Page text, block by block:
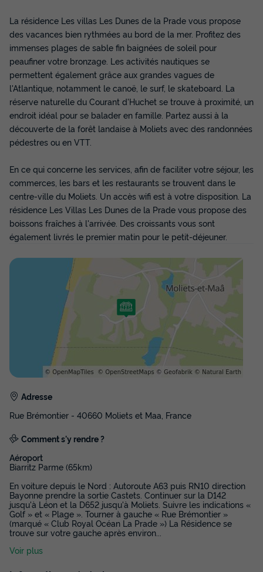
La résidence Les villas Les Dunes de la Prade vous propose
des vacances bien rythmées au bord de la mer. Profitez des
immenses plages de sable fin baignées de soleil pour
peaufiner votre bronzage. Les activités nautiques se
permettent également grâce aux grandes vagues de
l'Atlantique, notamment le canoë, le surf, le skateboard. La
réserve naturelle du Courant d'Huchet se trouve à proximité, un
endroit idéal pour se balader en famille. Partez aussi à la
découverte de la forêt landaise à Moliets avec des randonnées
pédestres ou en VTT.
En ce qui concerne les services, afin de faciliter votre séjour, les
commerces, les bars et les restaurants se trouvent dans le
centre-ville du Moliets. Un accès wifi est à votre disposition. La
résidence Les Villas Les Dunes de la Prade vous propose des
boissons fraîches à l'arrivée. Des croissants vous sont
également livrés le premier matin pour le petit-déjeuner.
Adresse
Rue Brémontier - 40660 Moliets et Maa, France
Comment s'y rendre ?
Aéroport
Biarritz Parme (65km)
En voiture depuis le Nord : Autoroute A63 puis RN10 direction
Bayonne prendre la sortie Castets. Continuer sur la D142
jusqu'à Léon et la D652 jusqu'à Moliets. Suivre les indications «
Golf » et « Plage ». Tourner à gauche « Rue Brémontier »
(marqué « Club Royal Océan La Prade ») La Résidence se
trouve sur votre gauche après environ
Voir plus